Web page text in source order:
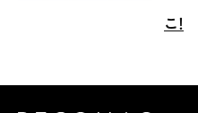
こ！